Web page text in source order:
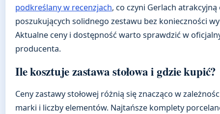
podkreślany w recenzjach, co czyni Gerlach
poszukujących solidnego zestawu bez konieczności
Aktualne ceny i dostępność warto sprawdzić w
producenta.
Ile kosztuje zastawa stołowa i gdzie kupić?
Ceny zastawy stołowej różnią się znacząco w
marki i liczby elementów. Najtańsze komplety